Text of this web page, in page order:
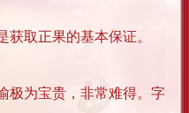
获取正果的基本保证。
极为宝贵，非常难得。字